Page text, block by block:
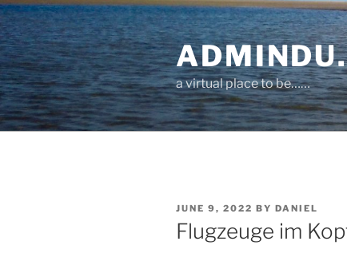
Skip
to
content
a virtual place to be……
POSTED
ON
JUNE 9, 2022 BY DANIEL
Flugzeuge im